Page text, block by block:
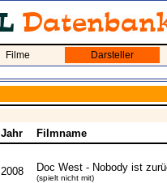
Filme Darsteller
Jahr Filmname
2008 Doc West - Nobody ist
(spielt nicht mit)